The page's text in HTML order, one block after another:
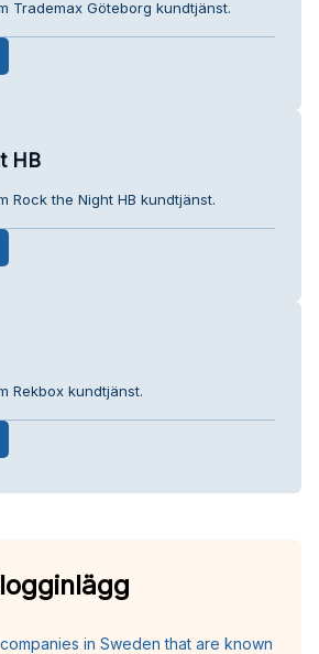
Trademax Göteborg kundtjänst.
HB
Rock the Night HB kundtjänst.
Rekbox kundtjänst.
in Sweden that are known